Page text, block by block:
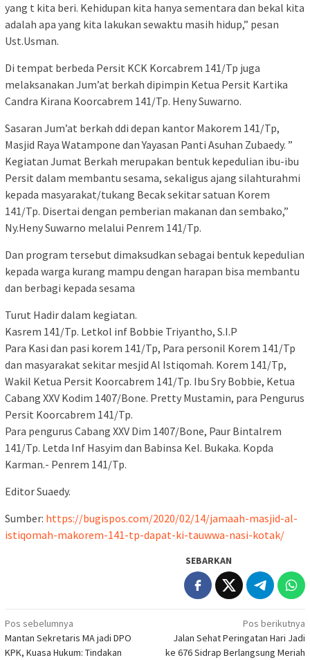
yang t kita beri. Kehidupan kita hanya sementara dan bekal kita
adalah apa yang kita lakukan sewaktu masih hidup,” pesan
Ust.Usman.
Di tempat berbeda Persit KCK Korcabrem 141/Tp juga
melaksanakan Jum’at berkah dipimpin Ketua Persit Kartika
Candra Kirana Koorcabrem 141/Tp. Heny Suwarno.
Sasaran Jum’at berkah ddi depan kantor Makorem 141/Tp,
Masjid Raya Watampone dan Yayasan Panti Asuhan Zubaedy. ”
Kegiatan Jumat Berkah merupakan bentuk kepedulian ibu-ibu
Persit dalam membantu sesama, sekaligus ajang silahturahmi
kepada masyarakat/tukang Becak sekitar satuan Korem
141/Tp. Disertai dengan pemberian makanan dan sembako,”
Ny.Heny Suwarno melalui Penrem 141/Tp.
Dan program tersebut dimaksudkan sebagai bentuk kepedulian
kepada warga kurang mampu dengan harapan bisa membantu
dan berbagi kepada sesama
Turut Hadir dalam kegiatan.
Kasrem 141/Tp. Letkol inf Bobbie Triyantho, S.I.P
Para Kasi dan pasi korem 141/Tp, Para personil Korem 141/Tp
dan masyarakat sekitar mesjid Al Istiqomah. Korem 141/Tp,
Wakil Ketua Persit Koorcabrem 141/Tp. Ibu Sry Bobbie, Ketua
Cabang XXV Kodim 1407/Bone. Pretty Mustamin, para Pengurus
Persit Koorcabrem 141/Tp.
Para pengurus Cabang XXV Dim 1407/Bone, Paur Bintalrem
141/Tp. Letda Inf Hasyim dan Babinsa Kel. Bukaka. Kopda
Karman.- Penrem 141/Tp.
Editor Suaedy.
Sumber: https://bugispos.com/2020/02/14/jamaah-masjid-al-
istiqomah-makorem-141-tp-dapat-ki-tauwwa-nasi-kotak/
SEBARKAN
Navigasi
pos
Pos sebelumnya
Mantan Sekretaris MA jadi DPO
KPK, Kuasa Hukum: Tindakan
Pos berikutnya
Jalan Sehat Peringatan Hari Jadi
ke 676 Sidrap Berlangsung Meriah